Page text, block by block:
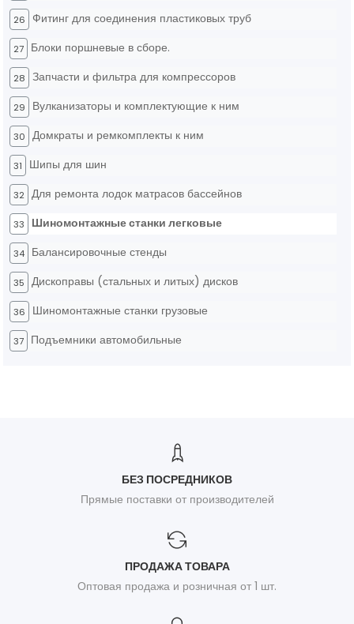
26 Фитинг для соединения пластиковых труб
27 Блоки поршневые в сборе.
28 Запчасти и фильтра для компрессоров
29 Вулканизаторы и комплектующие к ним
30 Домкраты и ремкомплекты к ним
31 Шипы для шин
32 Для ремонта лодок матрасов бассейнов
33 Шиномонтажные станки легковые
34 Балансировочные стенды
35 Дископравы (стальных и литых) дисков
36 Шиномонтажные станки грузовые
37 Подъемники автомобильные
БЕЗ ПОСРЕДНИКОВ
Прямые поставки от производителей
ПРОДАЖА ТОВАРА
Оптовая продажа и розничная от 1 шт.